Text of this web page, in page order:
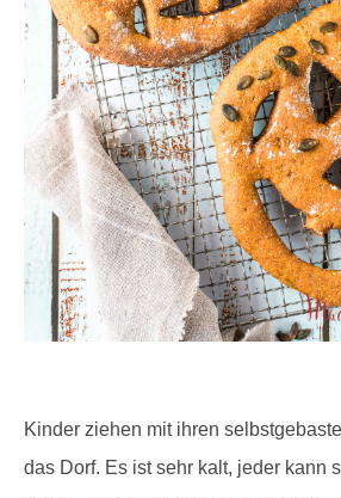
Kinder ziehen mit ihren
das Dorf. Es ist sehr kalt, jeder kann